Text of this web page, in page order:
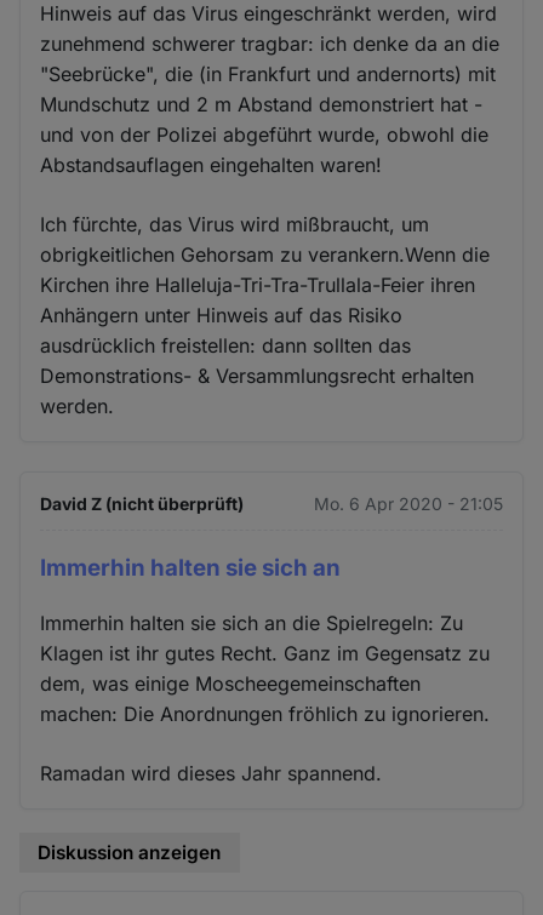
Hinweis auf das Virus eingeschränkt werden, wird
zunehmend schwerer tragbar: ich denke da an die
"Seebrücke", die (in Frankfurt und andernorts) mit
Mundschutz und 2 m Abstand demonstriert hat -
und von der Polizei abgeführt wurde, obwohl die
Abstandsauflagen eingehalten waren!
Ich fürchte, das Virus wird mißbraucht, um
obrigkeitlichen Gehorsam zu verankern.Wenn die
Kirchen ihre Halleluja-Tri-Tra-Trullala-Feier ihren
Anhängern unter Hinweis auf das Risiko
ausdrücklich freistellen: dann sollten das
Demonstrations- & Versammlungsrecht erhalten
werden.
David Z (nicht überprüft) Mo. 6 Apr 2020 - 21:05
Immerhin halten sie sich an
Immerhin halten sie sich an die Spielregeln: Zu
Klagen ist ihr gutes Recht. Ganz im Gegensatz zu
dem, was einige Moscheegemeinschaften
machen: Die Anordnungen fröhlich zu ignorieren.
Ramadan wird dieses Jahr spannend.
Diskussion anzeigen